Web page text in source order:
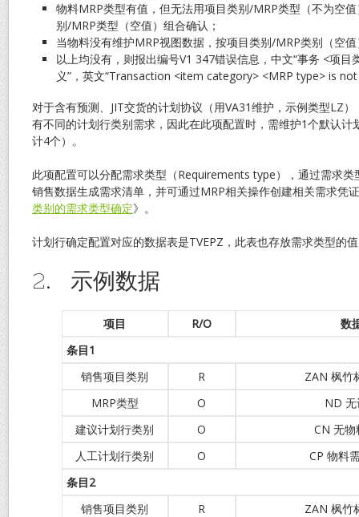
物料MRP类型有值，但无法用项目类别/MRP类型（不为空
别/MRP类型（空值）组合确认；
当物料没有维护MRP视图数据，按项目类别/MRP类别（空
以上均没有，则报出编号V1 347错误信息，中文“事务 <项目
义”，英文“Transaction <item category> <MRP type> is
对于含有预测、JIT交货的计划协议（用VA31维护，示例类型LZ
有不同的计划行类别需求，因此在此项配置时，需维护1个默认计
计4个）。
此项配置可以分配需求类型（Requirements type），通过需求类
销售数据生成需求清单，并可通过MRP相关操作创建相关需求凭
类别的需求类型确定》。
计划行确定配置对应的数据表是TVEPZ，此表也存放需求类型的
2. 示例数据
项目 R/O
数
条目1
销售项目类别
R
ZAN 枫竹
MRP类型
O
ND 无
建议计划行类别
O
CN 无物
人工计划行类别
O
CP 物料
条目2
销售项目类别
R
ZAN 枫竹